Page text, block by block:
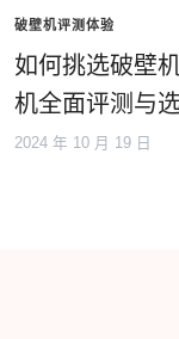
破壁机评测体验
如何挑选破壁
机全面评测与
2024 年 10 月 19 日